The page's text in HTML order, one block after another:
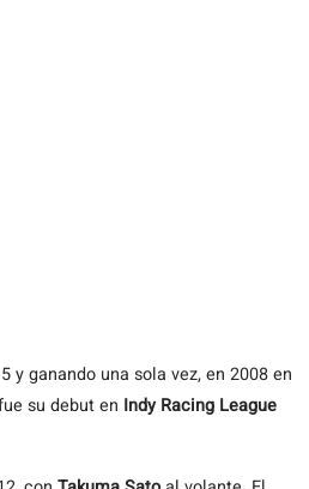
y ganando una sola vez, en 2008 en
su debut en Indy Racing League